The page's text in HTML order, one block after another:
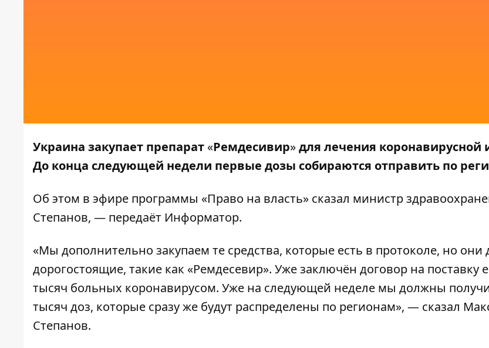
Украина закупает препарат«Ремдесивир»для лечения коронавирусной
До конца следующей недели первые дозы собираются отправить по
Об этом в эфире программы «Право на власть» сказал министр
Степанов, — передаёт Информатор.
«Мы дополнительно закупаем те средства, которые есть в протоколе, но они
дорогостоящие, такие как «Ремдесевир». Уже заключён договор на поставку
тысяч больных коронавирусом. Уже на следующей неделе мы должны
тысяч доз, которые сразу же будут распределены по регионам», — сказал
Степанов.